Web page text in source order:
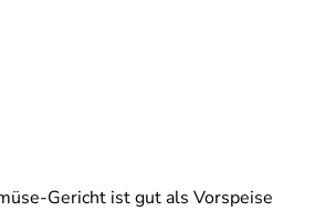
Gericht ist gut als Vorspeise